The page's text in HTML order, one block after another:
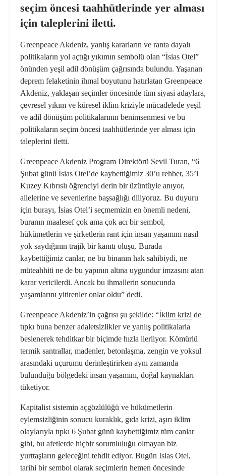
seçim öncesi taahhütlerinde yer alması
için taleplerini iletti.
Greenpeace Akdeniz, yanlış kararların ve ranta dayalı
politikaların yol açtığı yıkımın sembolü olan “İsias Otel”
önünden yeşil adil dönüşüm çağrısında bulundu. Yaşanan
deprem felaketinin ihmal boyutunu hatırlatan Greenpeace
Akdeniz, yaklaşan seçimler öncesinde tüm siyasi adaylara,
çevresel yıkım ve küresel iklim kriziyle mücadelede yeşil
ve adil dönüşüm politikalarının benimsenmesi ve bu
politikaların seçim öncesi taahhütlerinde yer alması için
taleplerini iletti.
Greenpeace Akdeniz Program Direktörü Sevil Turan, “6
Şubat günü İsias Otel’de kaybettiğimiz 30’u rehber, 35’i
Kuzey Kıbrıslı öğrenciyi derin bir üzüntüyle anıyor,
ailelerine ve sevenlerine başsağlığı diliyoruz. Bu duyuru
için burayı, İsias Otel’i seçmemizin en önemli nedeni,
buranın maalesef çok ama çok acı bir sembol,
hükümetlerin ve şirketlerin rant için insan yaşamını nasıl
yok saydığının trajik bir kanıtı oluşu. Burada
kaybettiğimiz canlar, ne bu binanın hak sahibiydi, ne
müteahhiti ne de bu yapının altına uygundur imzasını atan
karar vericilerdi. Ancak bu ihmallerin sonucunda
yaşamlarını yitirenler onlar oldu” dedi.
Greenpeace Akdeniz’in çağrısı şu şekilde: “İklim krizi de
tıpkı buna benzer adaletsizlikler ve yanlış politikalarla
beslenerek tehditkar bir biçimde hızla ilerliyor. Kömürlü
termik santrallar, madenler, betonlaşma, zengin ve yoksul
arasındaki uçurumu derinleştirirken aynı zamanda
bulunduğu bölgedeki insan yaşamını, doğal kaynakları
tüketiyor.
Kapitalist sistemin açgözlülüğü ve hükümetlerin
eylemsizliğinin sonucu kuraklık, gıda krizi, aşırı iklim
olaylarıyla tıpkı 6 Şubat günü kaybettiğimiz tüm canlar
gibi, bu afetlerde hiçbir sorumluluğu olmayan biz
yurttaşların geleceğini tehdit ediyor. Bugün Isias Otel,
tarihi bir sembol olarak seçimlerin hemen öncesinde